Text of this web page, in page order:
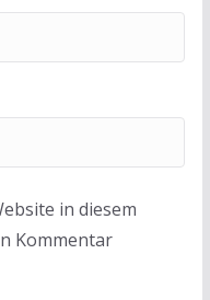
in diesem
Kommentar